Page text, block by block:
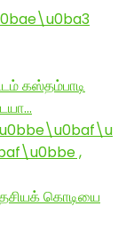
கஸ்தம்பாடி
,
கொடியை